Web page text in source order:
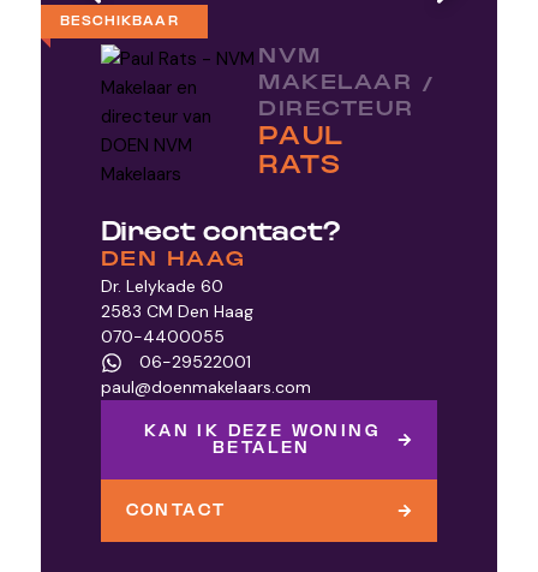
BESCHIKBAAR
NVM
MAKELAAR /
DIRECTEUR
PAUL
RATS
Direct contact?
DEN HAAG
Dr. Lelykade 60
2583 CM Den Haag
070-4400055
06-29522001
paul@doenmakelaars.com
KAN IK DEZE WONING
BETALEN
CONTACT